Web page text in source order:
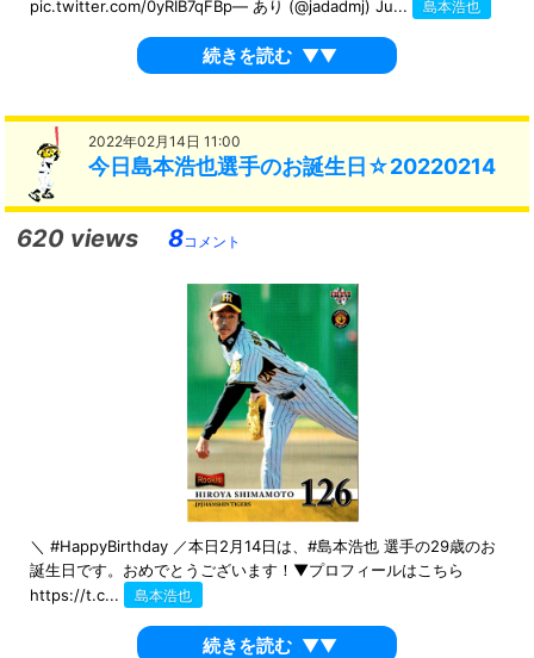
pic.twitter.com/0yRIB7qFBp— あり (@jadadmj) Ju...
島本浩也
続きを読む ▼▼
2022年02月14日 11:00
今日島本浩也選手のお誕生日☆20220214
620 views 8コメント
＼ #HappyBirthday ／本日2月14日は、#島本浩也 選手の29歳のお
誕生日です。おめでとうございます！▼プロフィールはこちら
https://t.c...
島本浩也
続きを読む ▼▼